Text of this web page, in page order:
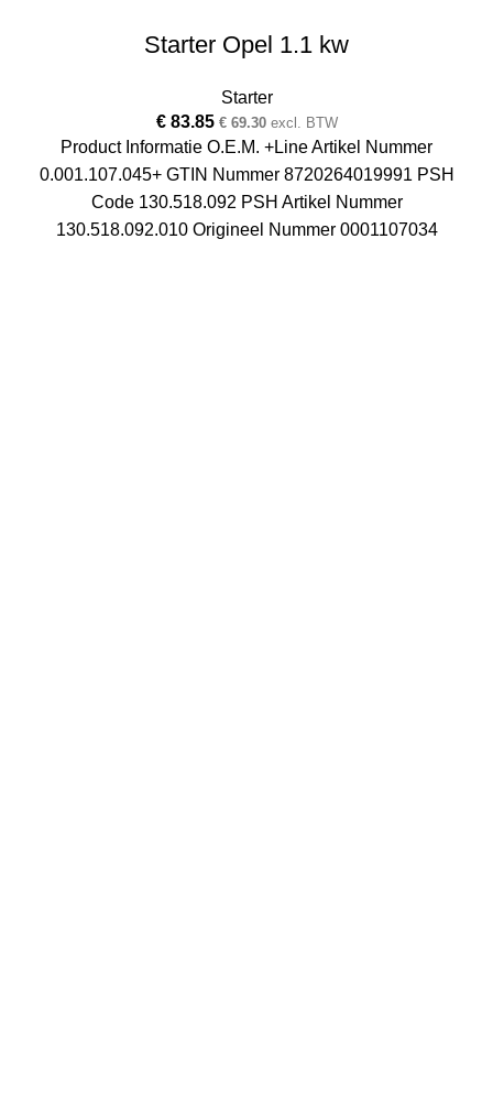
Starter Opel 1.1 kw
Starter
€83.85 €69.30excl. BTW
Product Informatie O.E.M. +Line Artikel Nummer
0.001.107.045+ GTIN Nummer 8720264019991 PSH
Code 130.518.092 PSH Artikel Nummer
130.518.092.010 Origineel Nummer 0001107034